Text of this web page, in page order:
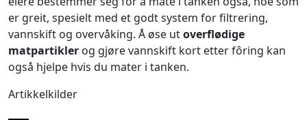
er greit, spesielt med et godt system for filtrering,
vannskift og overvåking. Å øse utoverflødige
matpartikler og gjøre vannskift kort etter fôring kan
også hjelpe hvis du mater i tanken.
Artikkelkilder